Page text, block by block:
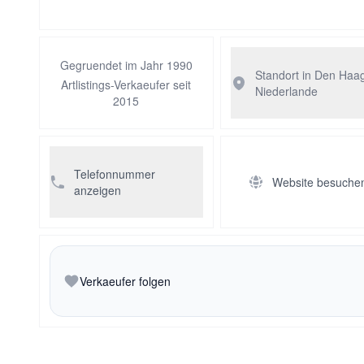
Gegruendet im Jahr 1990
Artlistings-Verkaeufer seit
2015
Standort in Den
Niederlande
Telefonnummer
anzeigen
Website
Verkaeufer folgen